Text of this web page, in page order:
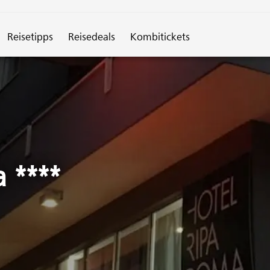
Reisetipps Reisedeals Kombitickets
****